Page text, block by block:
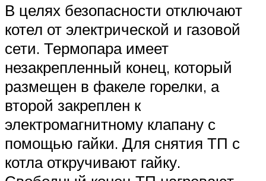
В целях безопасности отключают
котел от электрической и газовой
сети. Термопара имеет
незакрепленный конец, который
размещен в факеле горелки, а
второй закреплен к
электромагнитному клапану с
помощью гайки. Для снятия ТП с
котла откручивают гайку.